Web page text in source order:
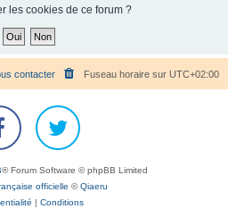
c
h
les cookies de ce forum ?
Fuseau horaire sur UTC+02:00
contacter
® Forum Software © phpBB Limited
officielle ©Qiaeru
Conditions